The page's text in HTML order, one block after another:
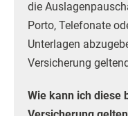
die
Porto, Telefonate
Unterlagen
Versicherung
Wie kann ich diese